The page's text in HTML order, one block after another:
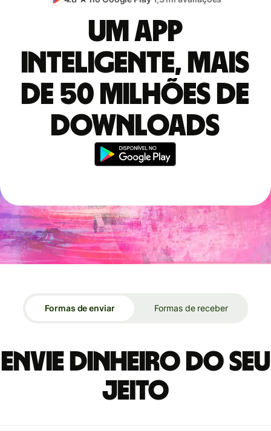
Um app
inteligente, mais
de 50 milhões de
downloads
Formas de enviar Formas de receber
Envie dinheiro do seu
jeito